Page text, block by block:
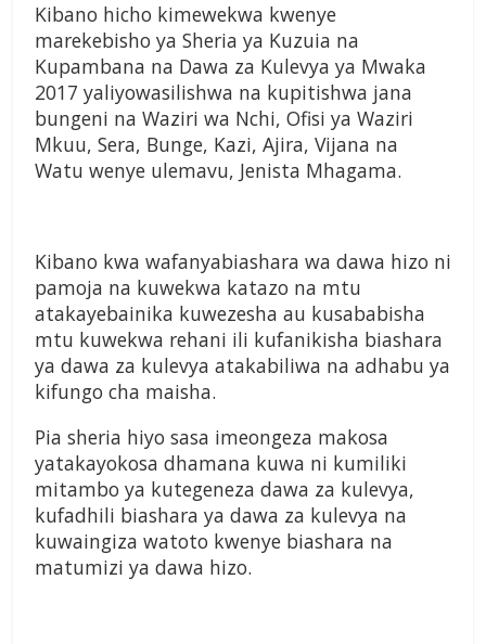
Kibano hicho kimewekwa kwenye
marekebisho ya Sheria ya Kuzuia na
Kupambana na Dawa za Kulevya ya Mwaka
2017 yaliyowasilishwa na kupitishwa jana
bungeni na Waziri wa Nchi, Ofisi ya Waziri
Mkuu, Sera, Bunge, Kazi, Ajira, Vijana na
Watu wenye ulemavu, Jenista Mhagama.
Kibano kwa wafanyabiashara wa dawa hizo ni
pamoja na kuwekwa katazo na mtu
atakayebainika kuwezesha au kusababisha
mtu kuwekwa rehani ili kufanikisha biashara
ya dawa za kulevya atakabiliwa na adhabu ya
kifungo cha maisha.
Pia sheria hiyo sasa imeongeza makosa
yatakayokosa dhamana kuwa ni kumiliki
mitambo ya kutegeneza dawa za kulevya,
kufadhili biashara ya dawa za kulevya na
kuwaingiza watoto kwenye biashara na
matumizi ya dawa hizo.